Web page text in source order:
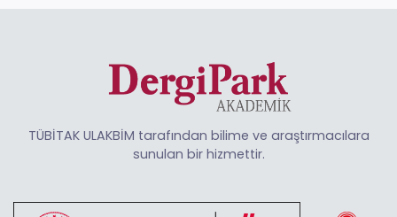
TÜBİTAK ULAKBİM tarafından bilime ve araştırmacılara
sunulan bir hizmettir.